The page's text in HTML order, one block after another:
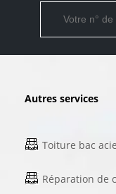
Autres services
Toiture bac
Réparation de